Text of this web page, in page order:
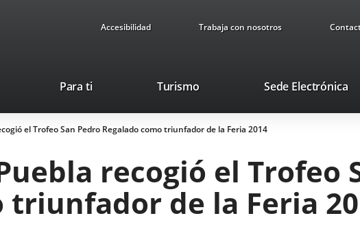
Accesibilidad Trabaja con nosotros
Para ti TurismoThis
will
open
a
pop-
window.
Sede Electrónica
el Trofeo San Pedro Regalado como triunfador de la Feria 2014
recogió el Trofeo
triunfador de la Feria